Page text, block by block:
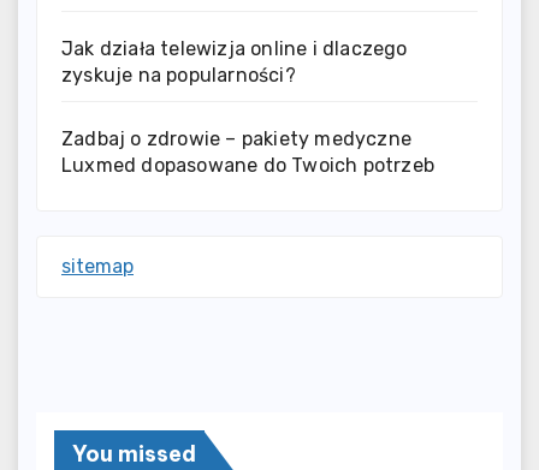
Jak działa telewizja online i dlaczego
zyskuje na popularności?
Zadbaj o zdrowie – pakiety medyczne
Luxmed dopasowane do Twoich potrzeb
sitemap
You missed